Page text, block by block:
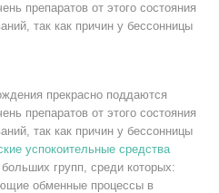
препаратов от этого состояния
так как причин у бессонницы
прекрасно поддаются
препаратов от этого состояния
так как причин у бессонницы
успокоительные средства
групп, среди которых:
обменные процессы в